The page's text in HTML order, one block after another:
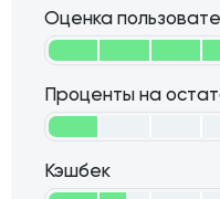
Проценты на
Кэшбек
Оценка